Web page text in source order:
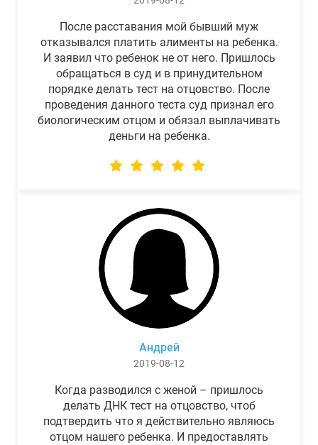
После расставания мой бывший муж
отказывался платить алименты на ребенка.
И заявил что ребенок не от него. Пришлось
обращаться в суд и в принудительном
порядке делать тест на отцовство. После
проведения данного теста суд признал его
биологическим отцом и обязал выплачивать
деньги на ребенка.
Андрей
2019-08-12
Когда разводился с женой – пришлось
делать ДНК тест на отцовство, чтоб
подтвердить что я действительно являюсь
отцом нашего ребенка. И предоставлять